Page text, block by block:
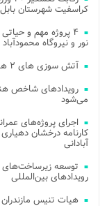
کراسفیت شهرستان
۴ پروژه مهم و
نور و نیروگاه
آتش‌ سوزی‌ های ۲ هفته اخیر میانکاله عمدی بود
می‌شود
اجرای پروژه‌های
کارنامه درخشان
آبادانی
توسعه زیرساخت‌های
رویدادهای بین‌المللی
هیات تنیس